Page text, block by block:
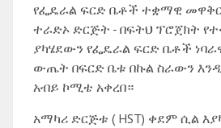
የፌዴራል ፍርድ ቤቶች ተቋማዊ
ተራድኦ ድርጅት - በፍትህ ፕሮጀክት
ያካሄደውን የፌዴራል ፍርድ ቤቶች
ውጤት በፍርድ ቤቱ በኩል ስራውን
አብይ ኮሚቴ አቀረበ።
አማካሪ ድርጅቱ ( HST) ቀደም ሲል